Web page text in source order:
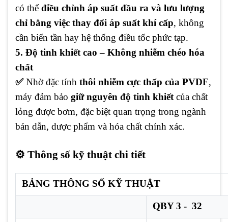
có thểđiều chỉnh áp suất đầu ra và lưu lượng
chỉ bằng việc thay đổi áp suất khí cấp, không
cần biến tần hay hệ thống điều tốc phức tạp.
5. Độ tinh khiết cao – Không nhiễm chéo hóa
chất
✅Nhờ đặc tính thôi nhiễm cực thấp của PVDF,
máy đảm bảo giữ nguyên độ tinh khiết của chất
lỏng được bơm, đặc biệt quan trọng trong ngành
bán dẫn, dược phẩm và hóa chất chính xác.
⚙️ Thông số kỹ thuật chi tiết
BẢNG THÔNG SỐ KỸ THUẬT
QBY 3 - 32